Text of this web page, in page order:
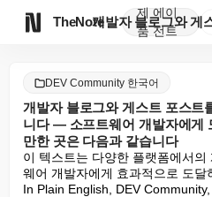
TheNote
제
품
에이
전트
DEV Community 한국어
개발자 블로그와 게스트 포스트
니다 — 소프트웨어 개발자에게
만한 곳은 다음과 같습니다
이 텍스트는 다양한 플랫폼에서
웨어 개발자에게 효과적으로 도달
In Plain English, DEV